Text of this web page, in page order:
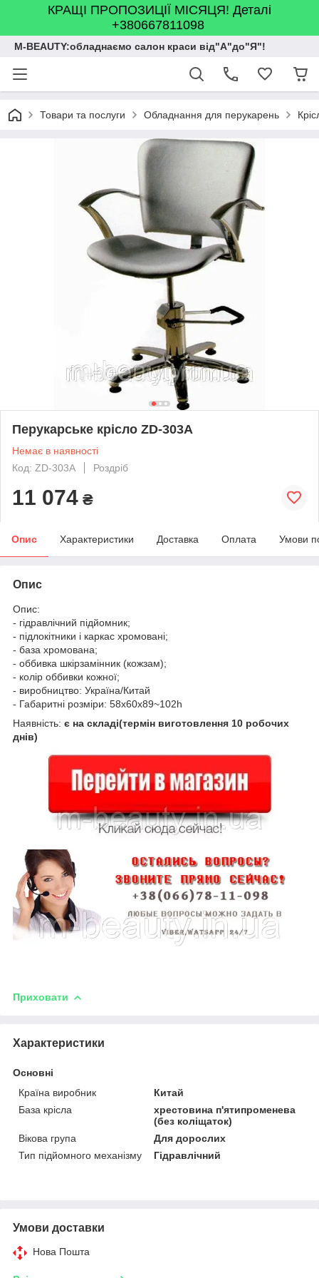
КРАЩІ ПРОПОЗИЦІЇ МІСЯЦЯ! Деталі
+380667811098
M-BEAUTY:обладнаємо салон краси від"А"до"Я"!
Товари та послуги Обладнання для перукарень
Перукарське крісло ZD-303A
Немає в наявності
Код: ZD-303A
Роздріб
11 074 ₴
Опис Характеристики Доставка Оплата Умови
Опис
Опис:
- гідравлічний підйомник;
- підлокітники і каркас хромовані;
- база хромована;
- оббивка шкірзамінник (кожзам);
- колір оббивки кожної;
- виробництво: Україна/Китай
- Габаритні розміри: 58х60х89~102h
Наявність: є на складі(термін виготовлення 10 робочих
днів)
Приховати
Характеристики
Основні
Країна виробник
Китай
База крісла
хрестовина п'ятипроменева
(без коліщаток)
Вікова група
Для дорослих
Тип підйомного механізму
Гідравлічний
Умови доставки
Нова Пошта